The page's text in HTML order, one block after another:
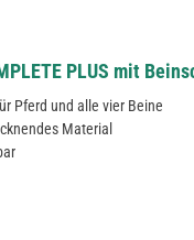
PLUS mit
Pferd und alle vier Beine
Material